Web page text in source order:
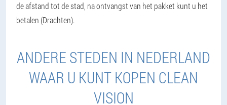
de afstand tot de stad, na ontvangst van het pakket kunt u het
betalen (Drachten).
ANDERE STEDEN IN NEDERLAND
WAAR U KUNT KOPEN CLEAN
VISION